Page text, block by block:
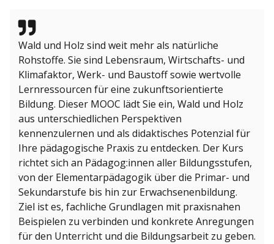
Wald und Holz sind weit mehr als natürliche
Rohstoffe. Sie sind Lebensraum, Wirtschafts- und
Klimafaktor, Werk- und Baustoff sowie wertvolle
Lernressourcen für eine zukunftsorientierte
Bildung. Dieser MOOC lädt Sie ein, Wald und Holz
aus unterschiedlichen Perspektiven
kennenzulernen und als didaktisches Potenzial für
Ihre pädagogische Praxis zu entdecken. Der Kurs
richtet sich an Pädagog:innen aller Bildungsstufen,
von der Elementarpädagogik über die Primar- und
Sekundarstufe bis hin zur Erwachsenenbildung.
Ziel ist es, fachliche Grundlagen mit praxisnahen
Beispielen zu verbinden und konkrete Anregungen
für den Unterricht und die Bildungsarbeit zu geben.